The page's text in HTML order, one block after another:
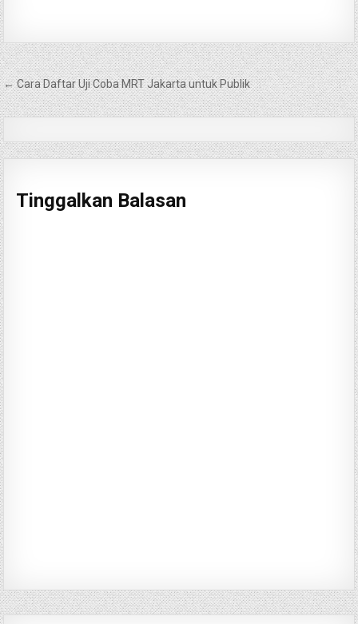
Navigasi
pos
← Cara Daftar Uji Coba MRT Jakarta untuk Publik
Tinggalkan Balasan